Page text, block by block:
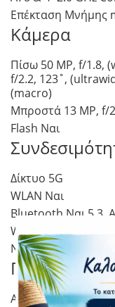
Επέκταση Μνήμης
Κάμερα
Πίσω 50 MP, f/1.8,
f/2.2, 123˚,
(macro)
Μπροστά 13 MP, f/
Flash Ναι
Δίκτυο 5G
WLAN Ναι
Bluetooth Ναι 5.3,
Wi-Fi Hotspot Ναι
NFC Ναι
Πρόσθετα
Αφαιρούμενη